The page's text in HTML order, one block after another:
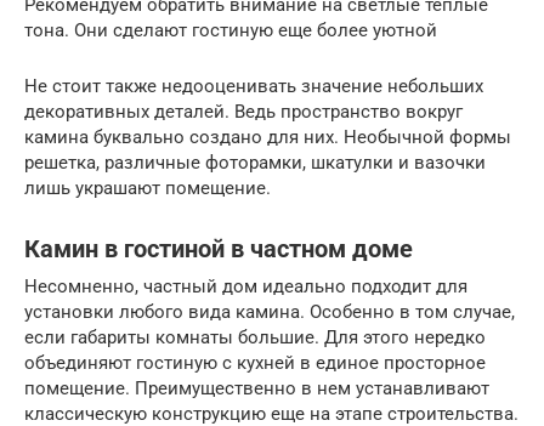
Рекомендуем обратить внимание на светлые теплые
тона. Они сделают гостиную еще более уютной
Не стоит также недооценивать значение небольших
декоративных деталей. Ведь пространство вокруг
камина буквально создано для них. Необычной формы
решетка, различные фоторамки, шкатулки и вазочки
лишь украшают помещение.
Камин в гостиной в частном доме
Несомненно, частный дом идеально подходит для
установки любого вида камина. Особенно в том случае,
если габариты комнаты большие. Для этого нередко
объединяют гостиную с кухней в единое просторное
помещение. Преимущественно в нем устанавливают
классическую конструкцию еще на этапе строительства.